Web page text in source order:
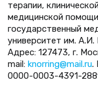
терапии,
медицинской
государственный
университет им.
Адрес: 127473, г.
mail: knorring@mail.ru.
0000-0003-4391-